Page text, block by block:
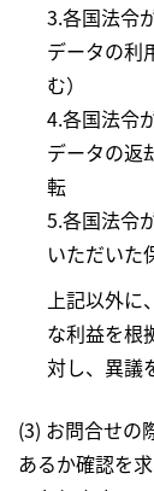
3.各国法令
データの利
む）
4.各国法令
データの返
転
5.各国法令
いただいた
上記以外に
な利益を根
対し、異議
(3) お問合せの
あるか確認を